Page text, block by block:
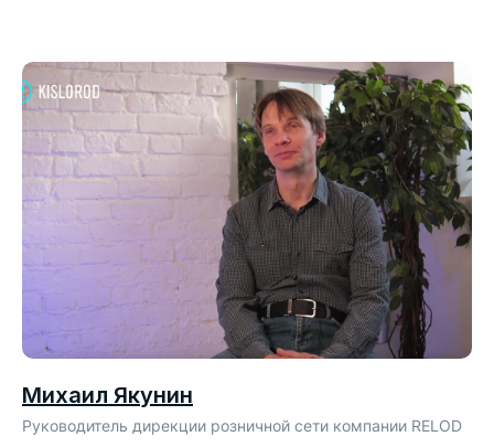
Михаил Якунин
Руководитель дирекции розничной сети компании RELOD
Нажимая на кнопку «Отправить заявку», вы даете
согласие
на обработку персональных данных.
Подробнее об обработке данных в Политике
конфиденциальности.
Я выражаю свое
на получение рекламной
рассылки.
Отправить заявку →
СВЯЖИТЕСЬ С НАМИ